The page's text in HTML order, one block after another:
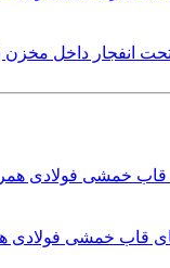
تحت انفجار داخل
قاب خمشی فولادی